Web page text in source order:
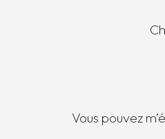
Vous pouvez